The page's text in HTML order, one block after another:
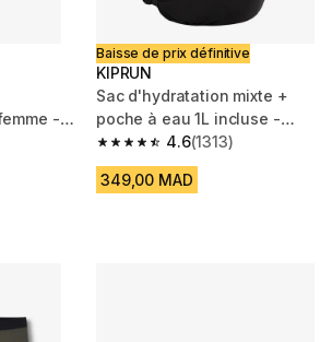
-
10508 reviews
Baisse de prix définitive
KIPRUN
Sac d'hydratation mixte +
poche à eau 1L incluse -
KIPRUN 500 5L essentiel noir
4.6
4.6 out of 5 stars from 1313
(1313)
349,00 MAD